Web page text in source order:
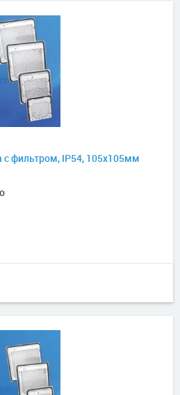
с фильтром, IP54, 105х105мм